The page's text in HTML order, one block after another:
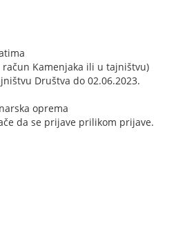
račun Kamenjaka ili u tajništvu)
Društva do 02.06.2023.
oprema
da se prijave prilikom prijave.